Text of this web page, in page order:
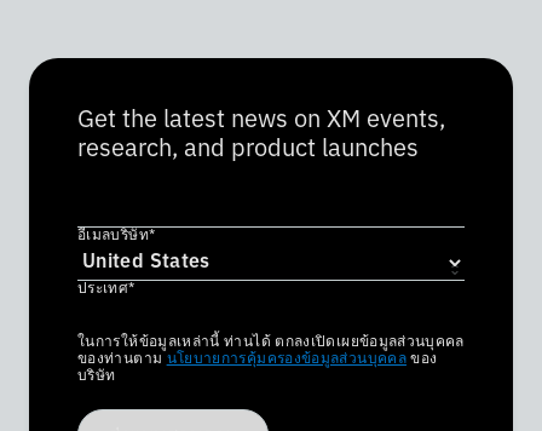
Get the latest news on XM events,
research, and product launches
อีเมลบริษัท*
ประเทศ*
Privacy
Optin
ในการให้ข้อมูลเหล่านี้ ท่านได้ ตกลงเปิดเผยข้อมูลส่วนบุคคล
ของท่านตามนโยบายการคุ้มครองข้อมูลส่วนบุคคลของ
บริษัท